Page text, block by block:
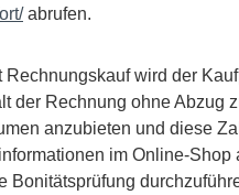
abrufen.
wird der
der Rechnung ohne
anzubieten und diese
im Online-
Bonitätsprüfung